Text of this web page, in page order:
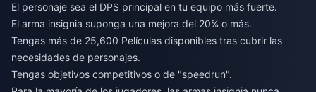
El personaje sea el DPS principal en tu equipo más fuerte.
El arma insignia suponga una mejora del 20% o más.
Tengas más de 25,600 Películas disponibles tras cubrir las
necesidades de personajes.
Tengas objetivos competitivos o de "speedrun".